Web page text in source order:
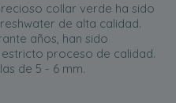
collar verde ha sido
de alta calidad.
años, han sido
proceso de calidad.
de 5 - 6 mm.